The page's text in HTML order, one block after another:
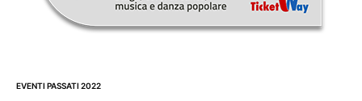
EVENTI PASSATI 2022